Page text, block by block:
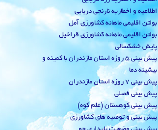
اطلاعیه و اخطاریه نارنجی دریایی
بولتن اقلیمی ماهانه کشاورزی آمل
بولتن اقلیمی ماهانه کشاورزی قراخیل
پایش خشکسالی
پیش بینی 5 روزه استان مازندران با کمینه و
بیشینه دما
پیش بینی 7 روزه استان مازندران
پیش بینی فصلی
پیش بینی کوهستان (علم کوه)
پیش بینی و توصیه های کشاورزی